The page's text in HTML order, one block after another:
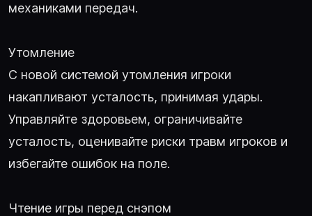
механиками передач.
Утомление
С новой системой утомления игроки
накапливают усталость, принимая удары.
Управляйте здоровьем, ограничивайте
усталость, оценивайте риски травм игроков и
избегайте ошибок на поле.
Чтение игры перед снэпом